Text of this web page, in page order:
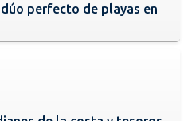
dúo perfecto de playas en